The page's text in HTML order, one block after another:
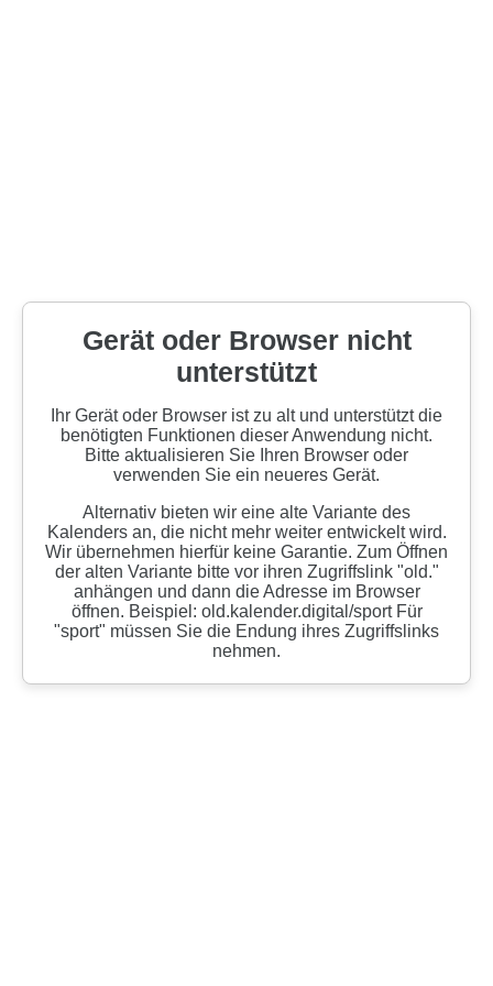
Gerät oder Browser nicht
unterstützt
Ihr Gerät oder Browser ist zu alt und unterstützt die
benötigten Funktionen dieser Anwendung nicht.
Bitte aktualisieren Sie Ihren Browser oder
verwenden Sie ein neueres Gerät.
Alternativ bieten wir eine alte Variante des
Kalenders an, die nicht mehr weiter entwickelt wird.
Wir übernehmen hierfür keine Garantie. Zum Öffnen
der alten Variante bitte vor ihren Zugriffslink "old."
anhängen und dann die Adresse im Browser
öffnen. Beispiel: old.kalender.digital/sport Für
"sport" müssen Sie die Endung ihres Zugriffslinks
nehmen.